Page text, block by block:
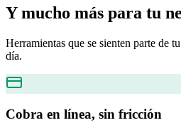
Y mucho más para tu
Herramientas que se sienten parte de
día.
Cobra en línea, sin fricción